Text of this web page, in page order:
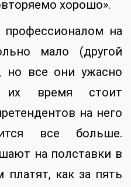
хорошо».
на
мало (другой
но все они ужасно
их время стоит
на него
все больше.
на полставки в
платят, как за пять